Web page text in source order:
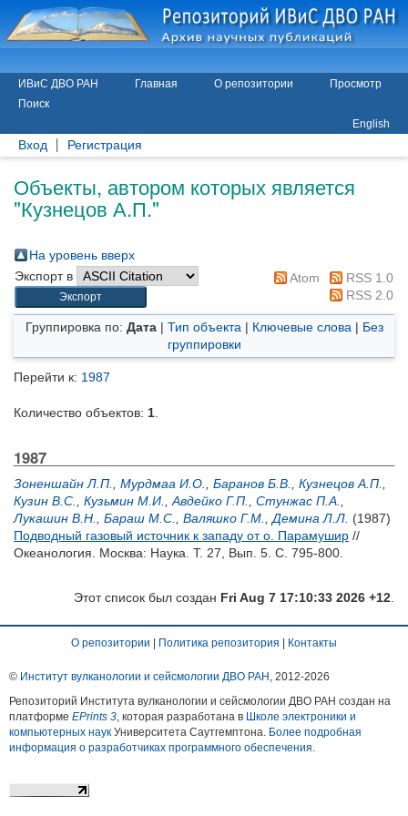
ИВиС ДВО РАН Главная О репозитории
Просмотр
Поиск
English
Вход Регистрация
Объекты, автором которых является
"Кузнецов А.П."
На уровень вверх
Экспорт в
Atom
RSS 1.0
RSS 2.0
Группировка по: Дата| Тип объекта | Ключевые слова | Без
группировки
Перейти к: 1987
Количество объектов: 1
1987
Зоненшайн Л.П. Мурдмаа И.О. Баранов Б.В. Кузнецов А.П.
Кузин В.С.
Кузьмин М.И. Авдейко Г.П. Стунжас П.А.
Лукашин В.Н.
Бараш М.С. Валяшко Г.М. Демина Л.Л. (1987)
Подводный газовый источник к западу от о. Парамушир //
Океанология. Москва: Наука. Т. 27, Вып. 5. С. 795-800.
Этот список был создан Fri Aug 7 17:10:33 2026 +12
О репозитории Политика репозитория Контакты
© Институт вулканологии и сейсмологии ДВО РАН , 2012-2026
Репозиторий Института вулканологии и сейсмологии ДВО РАН создан на
платформе EPrints 3, которая разработана в Школе электроники и
компьютерных наук Университета Саутгемптона. Более подробная
информация о разработчиках программного обеспечения.